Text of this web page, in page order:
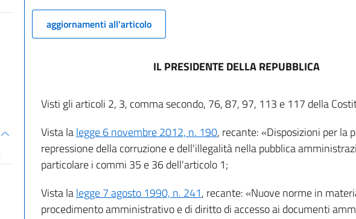
aggiornamenti all'articolo
IL PRESIDENTE DELLA REPUBBLICA
Visti gli articoli 2, 3, comma secondo, 76, 87, 97, 113 e 117 della
Vista lalegge 6 novembre 2012, n. 190, recante: «Disposizioni per la
repressione della corruzione e dell'illegalità nella pubblica
particolare i commi 35 e 36 dell'articolo 1;
Vista lalegge 7 agosto 1990, n. 241, recante: «Nuove norme in
procedimento amministrativo e di diritto di accesso ai documenti